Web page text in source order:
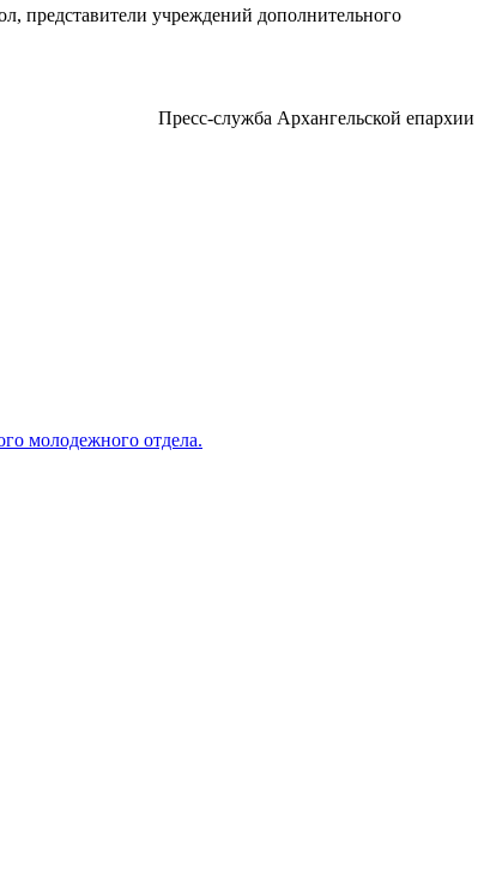
представители учреждений дополнительного
Пресс-служба Архангельской епархии
молодежного отдела.